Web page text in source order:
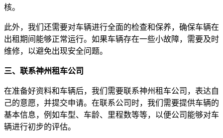
核。
此外，我们还需要对车辆进行全面的检查和保养，确保车辆在
出租期间能够正常运行。如果车辆存在一些小故障，需要及时
维修，以避免出现安全问题。
三、联系神州租车公司
在准备好资料和车辆后，我们需要联系神州租车公司，表达自
己的意愿，并提交申请。在联系公司时，我们需要提供车辆的
基本信息，例如车型、车龄、里程数等等，以便公司能够对车
辆进行初步的评估。